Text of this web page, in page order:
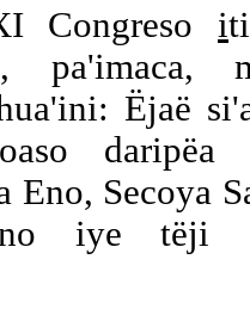
Congresoi
pa'imaca,
Ëjaë
daripëa
Eno, Secoya
iye tëji